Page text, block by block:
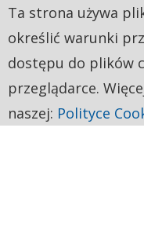
Ta strona używa
określić warunki
dostępu do plików
przeglądarce.
naszej: Polityce